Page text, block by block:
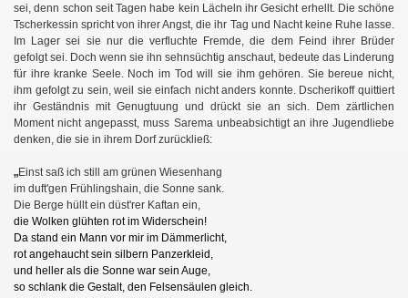
sei, denn schon seit Tagen habe kein Lächeln ihr Gesicht erhellt. Die schöne
Tscherkessin spricht von ihrer Angst, die ihr Tag und Nacht keine Ruhe lasse.
Im Lager sei sie nur die verfluchte Fremde, die dem Feind ihrer Brüder
gefolgt sei. Doch wenn sie ihn sehnsüchtig anschaut, bedeute das Linderung
für ihre kranke Seele. Noch im Tod will sie ihm gehören. Sie bereue nicht,
ihm gefolgt zu sein, weil sie einfach nicht anders konnte. Dscherikoff quittiert
ihr Geständnis mit Genugtuung und drückt sie an sich. Dem zärtlichen
Moment nicht angepasst, muss Sarema unbeabsichtigt an ihre Jugendliebe
denken, die sie in ihrem Dorf zurückließ:
„Einst saß ich still am grünen Wiesenhang
im duft'gen Frühlingshain, die Sonne sank.
Die Berge hüllt ein düst'rer Kaftan ein,
die Wolken glühten rot im Widerschein!
Da stand ein Mann vor mir im Dämmerlicht,
rot angehaucht sein silbern Panzerkleid,
und heller als die Sonne war sein Auge,
so schlank die Gestalt, den Felsensäulen gleich.